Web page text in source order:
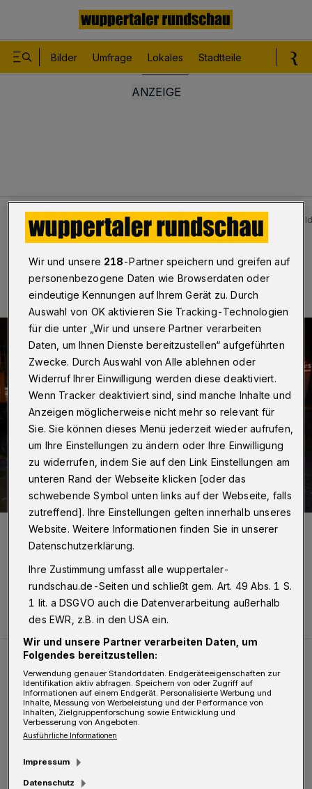
Bilder Umfrage Lokales Stadtteile
Lokales Bilder: Verkehrskontrolle in Wuppertal-Elberfeld​
Bilderstrecke
Verkehrskontrolle in Elberfeld
Weitere Bilderstrecken
Sommer in der Elberfelder City
Wir und unsere 218-Partner speichern und greifen auf
personenbezogene Daten wie Browserdaten oder
eindeutige Kennungen auf Ihrem Gerät zu. Durch
Auswahl von OK aktivieren Sie Tracking-Technologien
für die unter „Wir und unsere Partner verarbeiten
Daten, um Ihnen Dienste bereitzustellen“ aufgeführten
Zwecke. Durch Auswahl von Alle ablehnen oder
Widerruf Ihrer Einwilligung werden diese deaktiviert.
Wenn Tracker deaktiviert sind, sind manche Inhalte und
Anzeigen möglicherweise nicht mehr so relevant für
Sie. Sie können dieses Menü jederzeit wieder aufrufen,
um Ihre Einstellungen zu ändern oder Ihre Einwilligung
zu widerrufen, indem Sie auf den Link Einstellungen am
unteren Rand der Webseite klicken [oder das
schwebende Symbol unten links auf der Webseite, falls
zutreffend]. Ihre Einstellungen gelten innerhalb unseres
Website. Weitere Informationen finden Sie in unserer
Datenschutzerklärung.
Ihre Zustimmung umfasst alle wuppertaler-
rundschau.de-Seiten und schließt gem. Art. 49 Abs. 1 S.
1 lit. a DSGVO auch die Datenverarbeitung außerhalb
des EWR, z.B. in den USA ein.
Wir und unsere Partner verarbeiten Daten, um
Folgendes bereitzustellen:
Verwendung genauer Standortdaten. Endgeräteeigenschaften zur
Identifikation aktiv abfragen. Speichern von oder Zugriff auf
Informationen auf einem Endgerät. Personalisierte Werbung und
Inhalte, Messung von Werbeleistung und der Performance von
Inhalten, Zielgruppenforschung sowie Entwicklung und
Verbesserung von Angeboten.
Ausführliche Informationen
Impressum
Datenschutz